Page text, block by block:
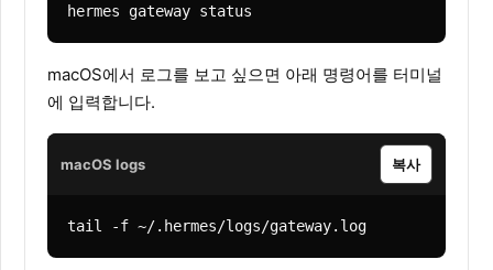
hermes gateway status
macOS에서 로그를 보고 싶으면 아래 명령어를 터미널
에 입력합니다.
macOS logs 복사
tail -f ~/.hermes/logs/gateway.log